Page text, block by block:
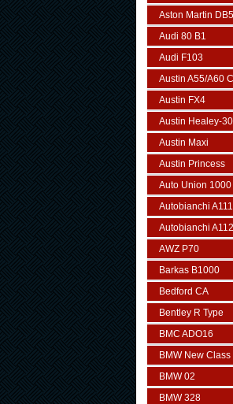
Aston Martin DB5
Audi 80 B1
Audi F103
Austin A55/A60
Austin FX4
Austin Healey-
Austin Maxi
Austin Princess
Auto Union 1000
Autobianchi A111
Autobianchi A112
AWZ P70
Barkas B1000
Bedford CA
Bentley R Type
BMC ADO16
BMW New Class
BMW 02
BMW 328